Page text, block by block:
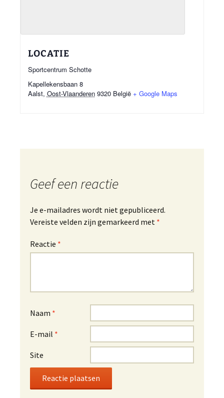
LOCATIE
Sportcentrum Schotte
Kapellekensbaan 8
Aalst, Oost-Vlaanderen 9320 België + Google Maps
Geef een reactie
Je e-mailadres wordt niet gepubliceerd.
Vereiste velden zijn gemarkeerd met *
Reactie *
Naam *
E-mail *
Site